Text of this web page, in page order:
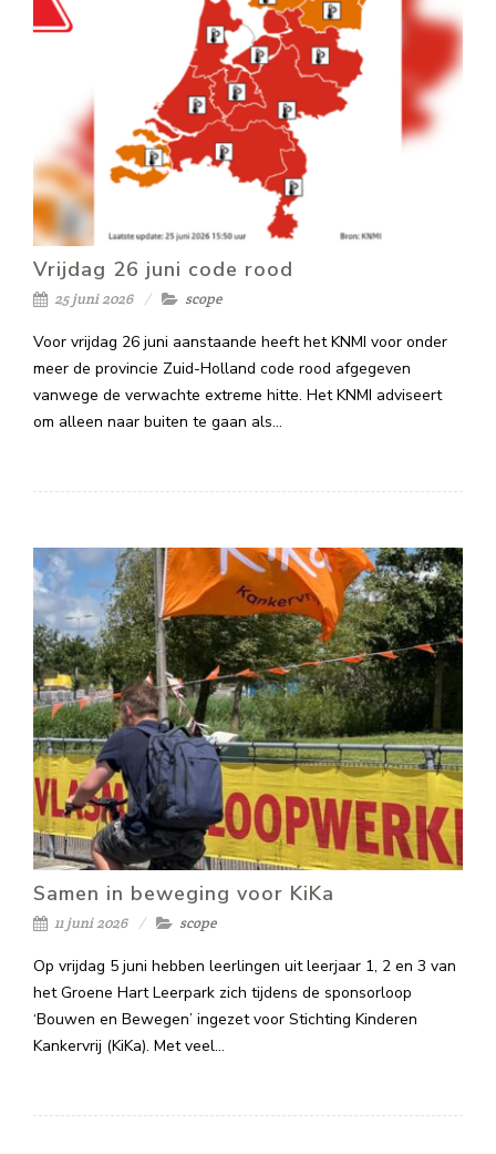
Vrijdag 26 juni code rood
25 juni 2026 scope
Voor vrijdag 26 juni aanstaande heeft het KNMI voor onder
meer de provincie Zuid-Holland code rood afgegeven
vanwege de verwachte extreme hitte. Het KNMI adviseert
om alleen naar buiten te gaan als…
Samen in beweging voor KiKa
11 juni 2026 scope
Op vrijdag 5 juni hebben leerlingen uit leerjaar 1, 2 en 3 van
het Groene Hart Leerpark zich tijdens de sponsorloop
‘Bouwen en Bewegen’ ingezet voor Stichting Kinderen
Kankervrij (KiKa). Met veel…